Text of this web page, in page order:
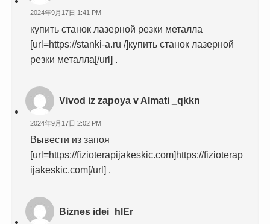
2024年9月17日 1:41 PM
купить станок лазерной резки металла
[url=https://stanki-a.ru /]купить станок лазерной
резки металла[/url] .
Vivod iz zapoya v Almati _qkkn
2024年9月17日 2:02 PM
Вывести из запоя
[url=https://fizioterapijakeskic.com]https://fizioterap
ijakeskic.com[/url] .
Biznes idei_hlEr